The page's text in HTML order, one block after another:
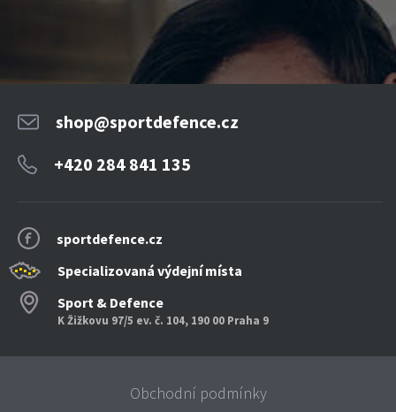
sportdefence.cz
Specializovaná výdejní místa
Sport & Defence
K Žižkovu 97/5 ev. č. 104, 190 00 Praha 9
shop@sportdefence.cz
+420 284 841 135
Obchodní podmínky